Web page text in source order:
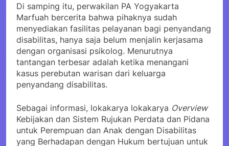
Di samping itu, perwakilan PA Yogyakarta
Marfuah bercerita bahwa pihaknya sudah
menyediakan fasilitas pelayanan bagi penyandang
disabilitas, hanya saja belum menjalin kerjasama
dengan organisasi psikolog. Menurutnya
tantangan terbesar adalah ketika menangani
kasus perebutan warisan dari keluarga
penyandang disabilitas.
Sebagai informasi, lokakarya lokakarya Overview
Kebijakan dan Sistem Rujukan Perdata dan Pidana
untuk Perempuan dan Anak dengan Disabilitas
yang Berhadapan dengan Hukum bertujuan untuk